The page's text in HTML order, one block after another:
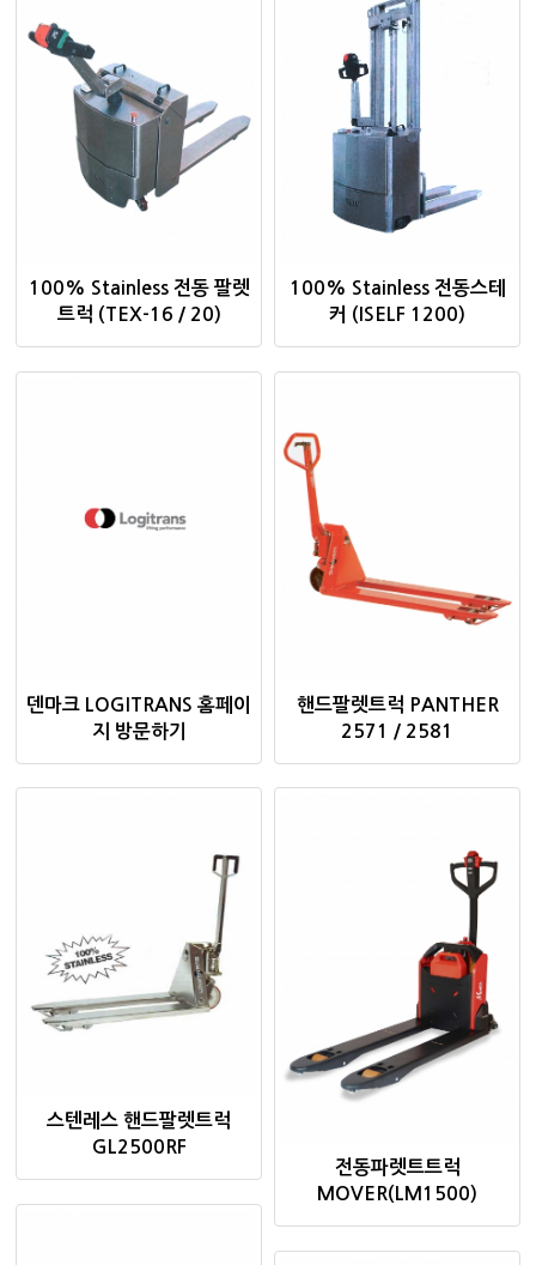
100% Stainless 전동 팔렛
트럭 (TEX-16 / 20)
100% Stainless 전동스테
커 (ISELF 1200)
덴마크 LOGITRANS 홈페이
지 방문하기
핸드팔렛트럭 PANTHER
2571 / 2581
스텐레스 핸드팔렛트럭
GL2500RF
전동파렛트트럭
MOVER(LM1500)